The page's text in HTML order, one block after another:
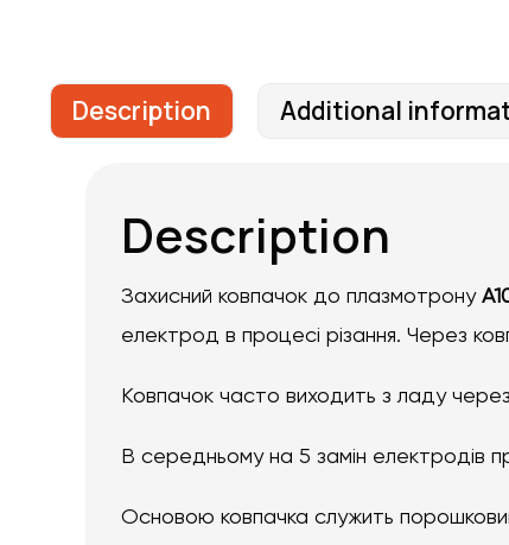
Description Additional
Description
Захисний ковпачок до плазмотрону
електрод в процесі різання. Через
Ковпачок часто виходить з ладу
В середньому на 5 замін електродів
Основою ковпачка служить